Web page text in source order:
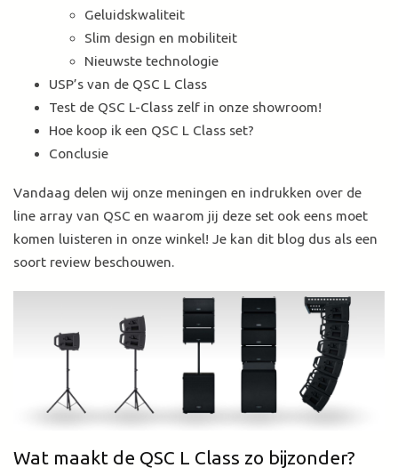
Geluidskwaliteit
Slim design en mobiliteit
Nieuwste technologie
USP’s van de QSC L Class
Test de QSC L-Class zelf in onze showroom!
Hoe koop ik een QSC L Class set?
Conclusie
Vandaag delen wij onze meningen en indrukken over de
line array van QSC en waarom jij deze set ook eens moet
komen luisteren in onze winkel! Je kan dit blog dus als een
soort review beschouwen.
Wat maakt de QSC L Class zo bijzonder?